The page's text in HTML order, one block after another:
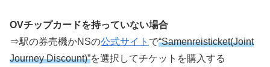
OVチップカードを持っていない場合
⇒駅の券売機かNSの公式サイト で“Samenreisticket(Joint
Journey Discount)”を選択してチケットを購入する